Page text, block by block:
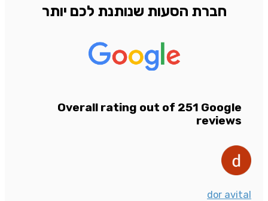
חברת הסעות שנותנת לכם יותר
Overall rating out of 251 Google
reviews
dor avital